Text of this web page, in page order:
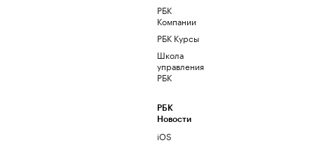
РБК
Компании
РБК Курсы
Школа
управления
РБК
РБК
Новости
iOS